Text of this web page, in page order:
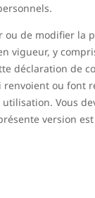
de modifier la
vigueur, y
déclaration de
ou
Vous
version